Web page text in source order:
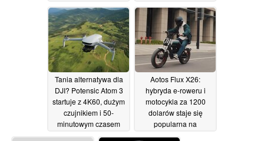
Tania alternatywa dla
DJI? Potensic Atom 3
startuje z 4K60, dużym
czujnikiem i 50-
minutowym czasem
lotu29/05/2026
Aotos Flux X26:
hybryda e-roweru i
motocykla za 1200
dolarów staje się
popularna na
Kickstarterze